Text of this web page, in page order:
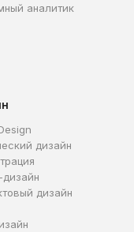
аналитик
дизайн
дизайн